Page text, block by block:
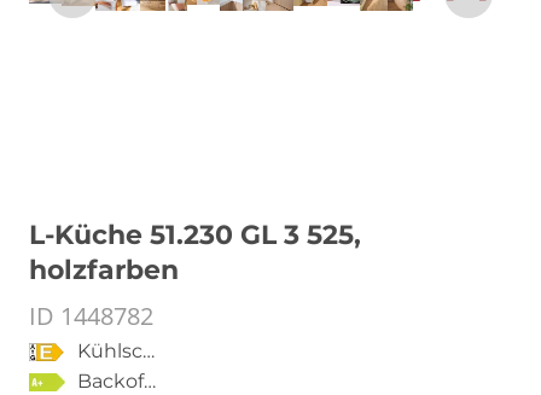
L-Küche 51.230 GL 3 525,
holzfarben
ID 1448782
Kühlschrank
Backofen